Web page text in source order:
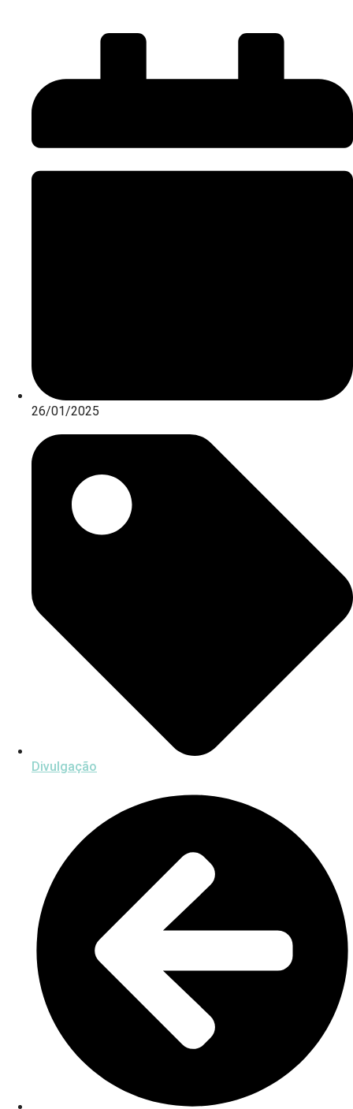
26/01/2025
Divulgação